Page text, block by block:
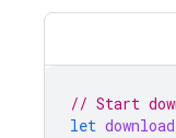
// Start
let